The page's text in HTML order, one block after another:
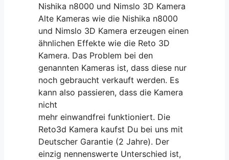
Nishika n8000 und Nimslo 3D Kamera
Alte Kameras wie die Nishika n8000
und Nimslo 3D Kamera erzeugen einen
ähnlichen Effekte wie die Reto 3D
Kamera. Das Problem bei den
genannten Kameras ist, dass diese nur
noch gebraucht verkauft werden. Es
kann also passieren, dass die Kamera
nicht
mehr einwandfrei funktioniert. Die
Reto3d Kamera kaufst Du bei uns mit
Deutscher Garantie (2 Jahre). Der
einzig nennenswerte Unterschied ist,